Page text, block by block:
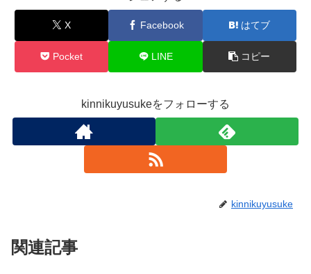
X Facebook はてブ
Pocket LINE コピー
kinnikuyusukeをフォローする
kinnikuyusuke
関連記事